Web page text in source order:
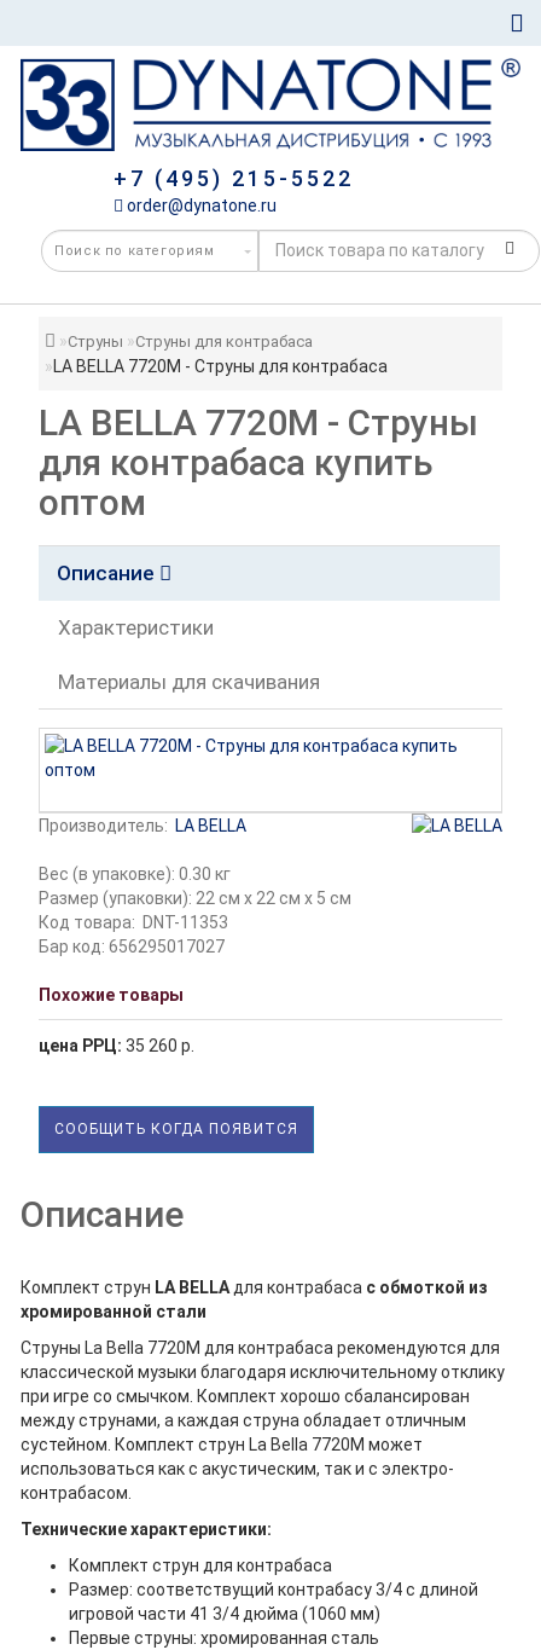
+7 (495) 215-5522
order@dynatone.ru
Струны Струны для контрабаса
LA BELLA 7720M - Струны для контрабаса
LA BELLA 7720M - Струны
для контрабаса купить
оптом
Описание
Характеристики
Материалы для скачивания
Производитель: LA BELLA
Вес (в упаковке): 0.30 кг
Размер (упаковки): 22 см x 22 см x 5 см
Код товара: DNT-11353
Бар код: 656295017027
Похожие товары
цена РРЦ: 35 260 р.
СООБЩИТЬ КОГДА ПОЯВИТСЯ
Описание
Комплект струн LA BELLA для контрабаса с обмоткой из
хромированной стали
Струны La Bella 7720M для контрабаса рекомендуются для
классической музыки благодаря исключительному отклику
при игре со смычком. Комплект хорошо сбалансирован
между струнами, а каждая струна обладает отличным
сустейном. Комплект струн La Bella 7720M может
использоваться как с акустическим, так и с электро-
контрабасом.
Технические характеристики:
Комплект струн для контрабаса
Размер: соответствущий контрабасу 3/4 с длиной
игровой части 41 3/4 дюйма (1060 мм)
Первые струны: хромированная сталь